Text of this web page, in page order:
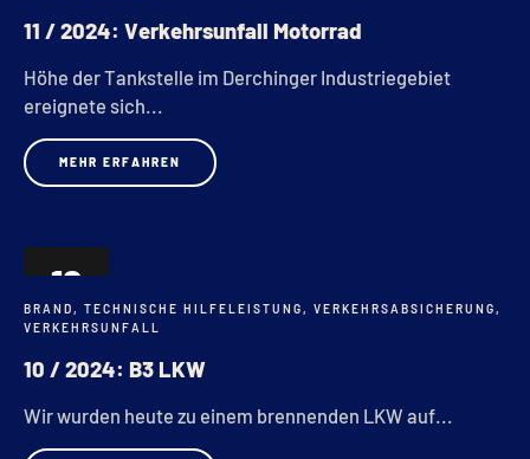
11 / 2024: Verkehrsunfall Motorrad
Höhe der Tankstelle im Derchinger Industriegebiet
ereignete sich...
MEHR ERFAHREN
12
APR.
BRAND, TECHNISCHE HILFELEISTUNG, VERKEHRSABSICHERUNG,
VERKEHRSUNFALL
10 / 2024: B3 LKW
Wir wurden heute zu einem brennenden LKW auf...